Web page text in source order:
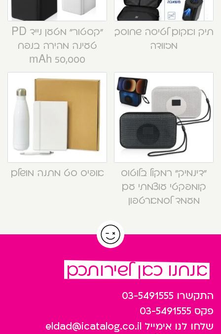
תיק ואקום לטיסה שחוסך
מזוודה
“קסטור” מטען נייד PD
טעינה מהירה בנפח
50,000 mAh
“דינמיק” רמקול בלוטוס
קומפקטי עוצמתי עם
מעמד לסמארטפון
אופיס סט מתנה מושלם
אנחנו כאן לשירותכם
התקשרו 03-5491555
פקס 03-5491555
שלחו לנו אימייל eldad@icatalog.co.il